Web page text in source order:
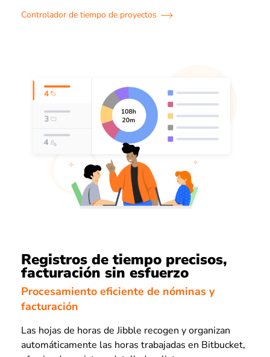
Controlador de tiempo de proyectos
Registros de tiempo precisos,
facturación sin esfuerzo
Procesamiento eficiente de nóminas y
facturación
Las hojas de horas de Jibble recogen y organizan
automáticamente las horas trabajadas en Bitbucket,